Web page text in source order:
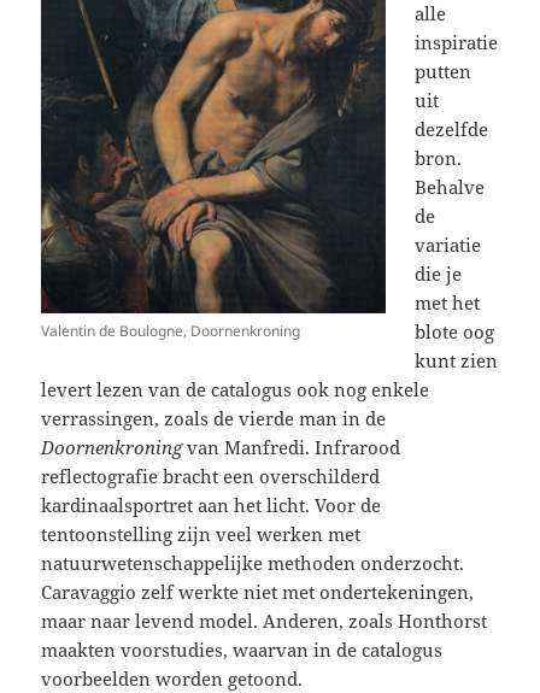
Valentin de Boulogne, Doornenkroning
alle
inspiratie
putten
uit
dezelfde
bron.
Behalve
de
variatie
die je
met het
blote oog
kunt zien
levert lezen van de catalogus ook nog enkele
verrassingen, zoals de vierde man in de
Doornenkroningvan Manfredi. Infrarood
reflectografie bracht een overschilderd
kardinaalsportret aan het licht. Voor de
tentoonstelling zijn veel werken met
natuurwetenschappelijke methoden onderzocht.
Caravaggio zelf werkte niet met ondertekeningen,
maar naar levend model. Anderen, zoals Honthorst
maakten voorstudies, waarvan in de catalogus
voorbeelden worden getoond.